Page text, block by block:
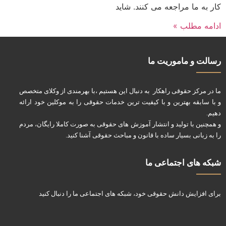
کار به ما مراجعه می کنند. شاید
ادامه مطلب »
رسالت و ماموریت ما
ما در مرکز حقوقی راهکار به دنبال این هستیم ،با بهرمندی از وکلای متخصص
و با سابقه بهترین و با کیفیت ترین خدمات حقوقی را به موکلین خود ارائه
دهیم.
و همچنین با تولید و انتشار آموزش های حقوقی به صورت کاملا رایگان، مردم
را به زبانی بسیار ساده با قانون و مباحث حقوقی آشنا کنید.
شبکه های اجتماعی ما
برای افزایش دانش حقوقی خود، شبکه های اجتماعی ما را دنبال کنید